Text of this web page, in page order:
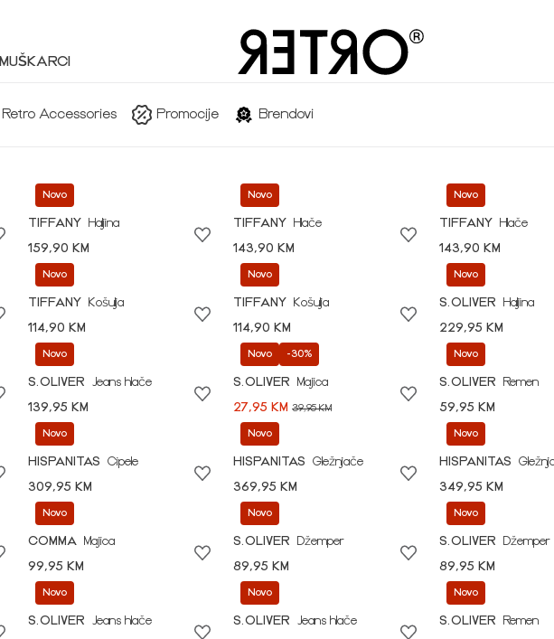
MUŠKARCI
Retro Accessories Promocije Brendovi
Novo
TIFFANY
Haljina
159,90 KM
Novo
TIFFANY
Hlače
143,90 KM
Novo
TIFFANY
Hlače
143,90 KM
Novo
TIFFANY
Košulja
114,90 KM
Novo
TIFFANY
Košulja
114,90 KM
Novo
S.OLIVER
Haljina
229,95 KM
Novo
S.OLIVER
Jeans hlače
139,95 KM
Novo -30%
S.OLIVER
Majica
27,95 KM39,95 KM
Novo
S.OLIVER
Remen
59,95 KM
Novo
HISPANITAS
Cipele
309,95 KM
Novo
HISPANITAS
Gležnjače
369,95 KM
Novo
HISPANITAS
349,95 KM
Novo
COMMA
Majica
99,95 KM
Novo
S.OLIVER
Džemper
89,95 KM
Novo
S.OLIVER
Džemper
89,95 KM
Novo
S.OLIVER
Jeans hlače
Novo
S.OLIVER
Jeans hlače
Novo
S.OLIVER
Remen